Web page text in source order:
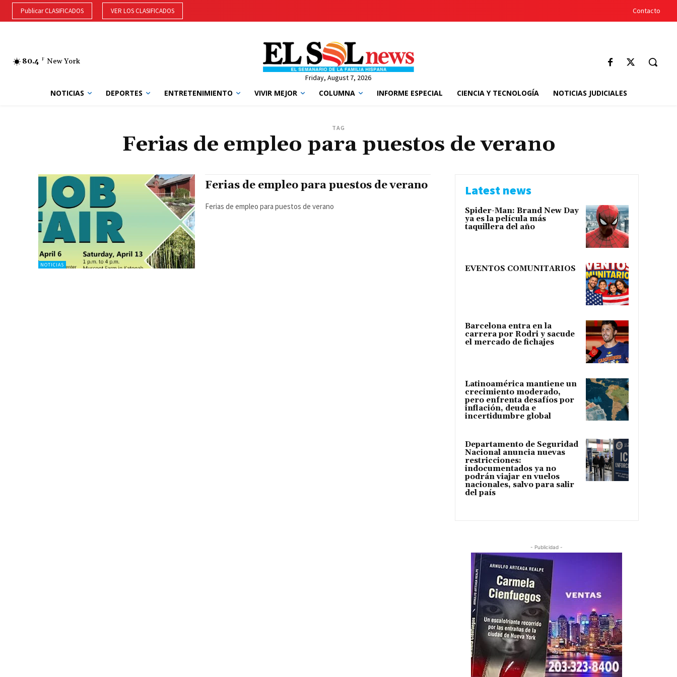
Publicar CLASIFICADOS VER LOS CLASIFICADOS Contacto
80.4 F New York
Friday, August 7, 2026
NOTICIAS DEPORTES ENTRETENIMIENTO VIVIR MEJOR COLUMNA INFORME ESPECIAL CIENCIA Y TECNOLOGÍA NOTICIAS JUDICIALES
TAG
Ferias de empleo para puestos de verano
NOTICIAS
Ferias de empleo para puestos de verano
Ferias de empleo para puestos de verano
Latest news
Spider-Man: Brand New Day
ya es la película más
taquillera del año
EVENTOS COMUNITARIOS
Barcelona entra en la
carrera por Rodri y sacude
el mercado de fichajes
Latinoamérica mantiene un
crecimiento moderado,
pero enfrenta desafíos por
inflación, deuda e
incertidumbre global
Departamento de Seguridad
Nacional anuncia nuevas
restricciones:
indocumentados ya no
podrán viajar en vuelos
nacionales, salvo para salir
del país
- Publicidad -